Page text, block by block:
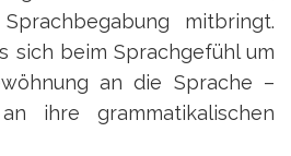
mitbringt.
sich beim Sprachgefühl um
an die Sprache –
ihre grammatikalischen